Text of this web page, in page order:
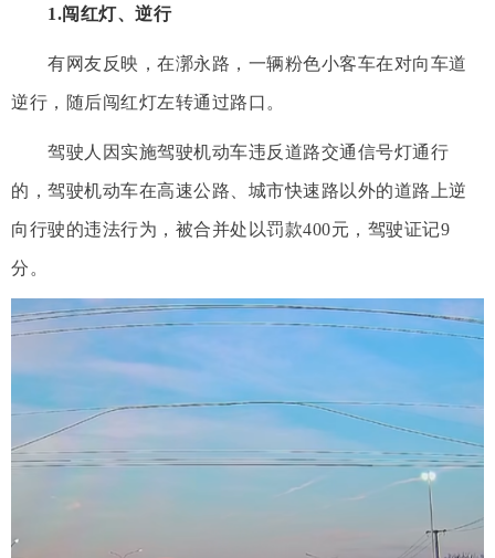
1.闯红灯、逆行
有网友反映，在漷永路，一辆粉色小客车在对向车道
逆行，随后闯红灯左转通过路口。
驾驶人因实施驾驶机动车违反道路交通信号灯通行
的，驾驶机动车在高速公路、城市快速路以外的道路上逆
向行驶的违法行为，被合并处以罚款400元，驾驶证记9
分。